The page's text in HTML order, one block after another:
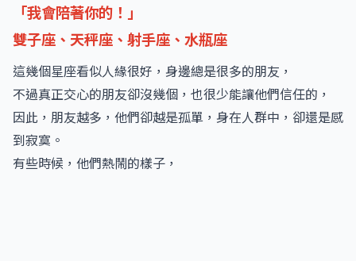
「我會陪著你的！」
雙子座、天秤座、射手座、水瓶座
這幾個星座看似人緣很好，身邊總是很多的朋友，
不過真正交心的朋友卻沒幾個，也很少能讓他們信任的，
因此，朋友越多，他們卻越是孤單，身在人群中，卻還是感
到寂寞。
有些時候，他們熱鬧的樣子，